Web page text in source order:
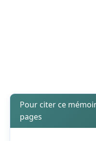
Pour citer ce
pages